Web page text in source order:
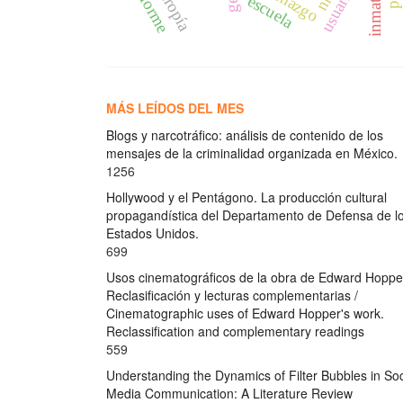
escuela
MÁS LEÍDOS DEL MES
Blogs y narcotráfico: análisis de contenido de los
mensajes de la criminalidad organizada en México.
1256
Hollywood y el Pentágono. La producción cultural
propagandística del Departamento de Defensa de
Estados Unidos.
699
Usos cinematográficos de la obra de Edward
Reclasificación y lecturas complementarias /
Cinematographic uses of Edward Hopper's work.
Reclassification and complementary readings
559
Understanding the Dynamics of Filter Bubbles in
Media Communication: A Literature Review